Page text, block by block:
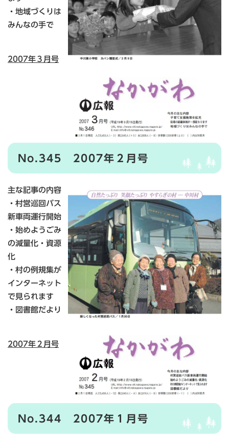
・地域づくりは
みんなの手で
2007年３月号
No.345 2007年２月号
主な記事の内容
・村営巡回バス
新車両運行開始
・始めようごみ
の減量化・資源
化
・村の例規集が
インターネット
で見られます
・図書館だより
2007年２月号
No.344 2007年１月号